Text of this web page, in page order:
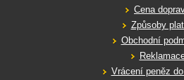
Cena
Způsoby
Obchodní
Vrácení peněz